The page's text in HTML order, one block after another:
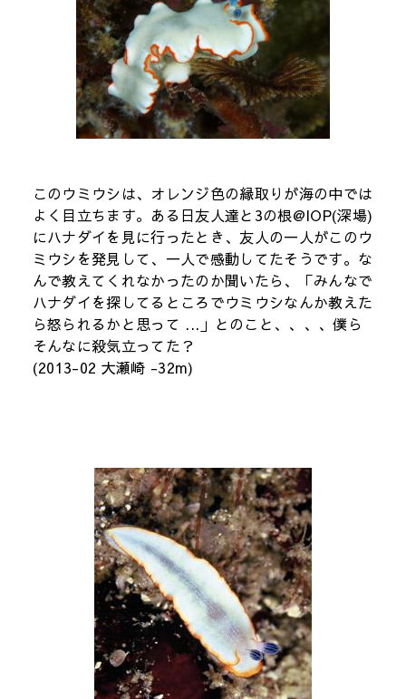
このウミウシは、オレンジ色の縁取りが海の中では
よく目立ちます。ある日友人達と3の根@IOP(深場)
にハナダイを見に行ったとき、友人の一人がこのウ
ミウシを発見して、一人で感動してたそうです。な
んで教えてくれなかったのか聞いたら、「みんなで
ハナダイを探してるところでウミウシなんか教えた
ら怒られるかと思って ...」とのこと、、、、僕ら
そんなに殺気立ってた？
(2013-02 大瀬崎 -32m)